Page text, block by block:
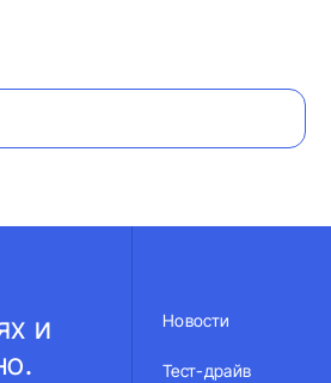
и
Новости
Тест-драйв